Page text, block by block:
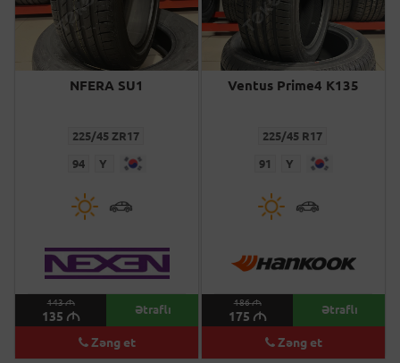
NFERA SU1
225/45 ZR17
94 Y
143M
135 M Ətraflı
Zəng et
Ventus Prime4 K135
225/45 R17
91 Y
186M
175 M Ətraflı
Zəng et